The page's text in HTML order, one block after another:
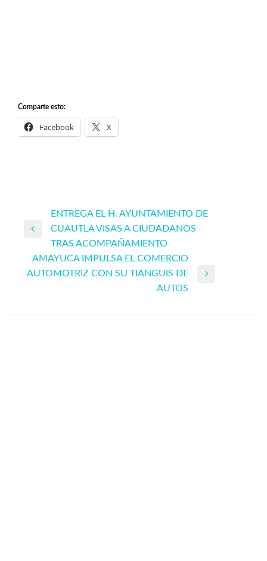
Comparte esto:
Facebook X
Navegación
de
entradas
ENTREGA EL H. AYUNTAMIENTO DE
CUAUTLA VISAS A CIUDADANOS
TRAS ACOMPAÑAMIENTO
AMAYUCA IMPULSA EL COMERCIO
AUTOMOTRIZ CON SU TIANGUIS DE
AUTOS